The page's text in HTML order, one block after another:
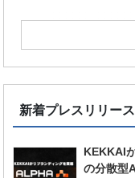
新着プレスリリー
KEKKAI
の分散型